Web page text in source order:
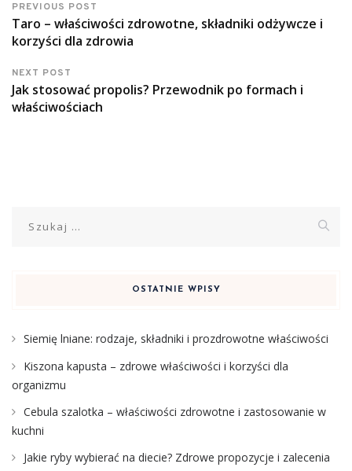
PREVIOUS POST
Taro – właściwości zdrowotne, składniki odżywcze i
korzyści dla zdrowia
NEXT POST
Jak stosować propolis? Przewodnik po formach i
właściwościach
OSTATNIE WPISY
Siemię lniane: rodzaje, składniki i prozdrowotne właściwości
Kiszona kapusta – zdrowe właściwości i korzyści dla
organizmu
Cebula szalotka – właściwości zdrowotne i zastosowanie w
kuchni
Jakie ryby wybierać na diecie? Zdrowe propozycje i zalecenia